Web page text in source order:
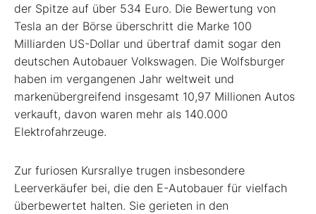
der Spitze auf über 534 Euro. Die Bewertung von
Tesla an der Börse überschritt die Marke 100
Milliarden US-Dollar und übertraf damit sogar den
deutschen Autobauer Volkswagen. Die Wolfsburger
haben im vergangenen Jahr weltweit und
markenübergreifend insgesamt 10,97 Millionen Autos
verkauft, davon waren mehr als 140.000
Elektrofahrzeuge.
Zur furiosen Kursrallye trugen insbesondere
Leerverkäufer bei, die den E-Autobauer für vielfach
überbewertet halten. Sie gerieten in den